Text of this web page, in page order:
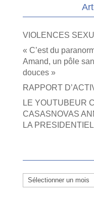
VIOLENCES
« C’est du
Amand, un pôle
douces »
RAPPORT
LE YOUTUBEUR
CASASNOVAS
LA
Archives